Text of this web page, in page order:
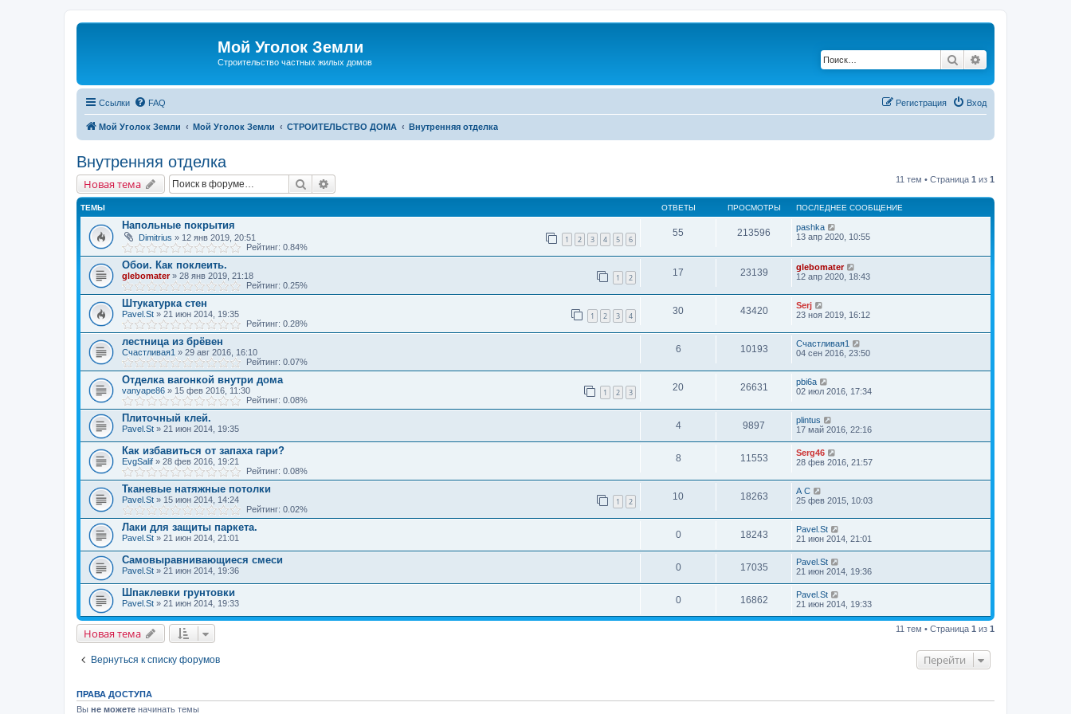
Мой Уголок Земли
Cтроительство частных жилых домов Поиск
Ссылки FAQ Вход
Регистрация
Мой Уголок Земли Мой Уголок Земли СТРОИТЕЛЬСТВО ДОМА Внутренняя отделка
Внутренняя отделка
Новая тема Поиск 11 тем • Страница 1 из 1
ТЕМЫ ОТВЕТЫ ПРОСМОТРЫ ПОСЛЕДНЕЕ СООБЩЕНИЕ
Напольные покрытия
Dimitrius » 12 янв 2019, 20:51 1 2 3 4 5 6
Рейтинг: 0.84%
55 213596
pashka
13 апр 2020, 10:55
Обои. Как поклеить.
glebomater» 28 янв 2019, 21:18 1 2
Рейтинг: 0.25%
17 23139
glebomater
12 апр 2020, 18:43
Штукатурка стен
Pavel.St » 21 июн 2014, 19:35 1 2 3 4
Рейтинг: 0.28%
30 43420
Serj
23 ноя 2019, 16:12
лестница из брёвен
Счастливая1 » 29 авг 2016, 16:10
Рейтинг: 0.07%
6 10193
Счастливая1
04 сен 2016, 23:50
Отделка вагонкой внутри дома
vanyape86 » 15 фев 2016, 11:30 1 2 3
Рейтинг: 0.08%
20 26631
pbi6a
02 июл 2016, 17:34
Плиточный клей.
Pavel.St » 21 июн 2014, 19:35 4 9897
plintus
17 май 2016, 22:16
Как избавиться от запаха гари?
EvgSalif » 28 фев 2016, 19:21
Рейтинг: 0.08%
8 11553
Serg46
28 фев 2016, 21:57
Тканевые натяжные потолки
Pavel.St » 15 июн 2014, 14:24 1 2
Рейтинг: 0.02%
10 18263
А С
25 фев 2015, 10:03
Лаки для защиты паркета.
Pavel.St » 21 июн 2014, 21:01 0 18243
Pavel.St
21 июн 2014, 21:01
Самовыравнивающиеся смеси
Pavel.St » 21 июн 2014, 19:36 0 17035
Pavel.St
21 июн 2014, 19:36
Шпаклевки грунтовки
Pavel.St » 21 июн 2014, 19:33 0 16862
Pavel.St
21 июн 2014, 19:33
Новая тема 11 тем • Страница 1 из 1
Вернуться к списку форумов Перейти
ПРАВА ДОСТУПА
Вы не можете начинать темы